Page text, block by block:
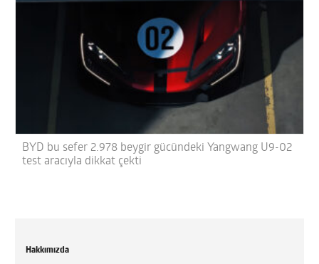
BYD bu sefer 2.978 beygir gücündeki Yangwang U9-02
test aracıyla dikkat çekti
Hakkımızda